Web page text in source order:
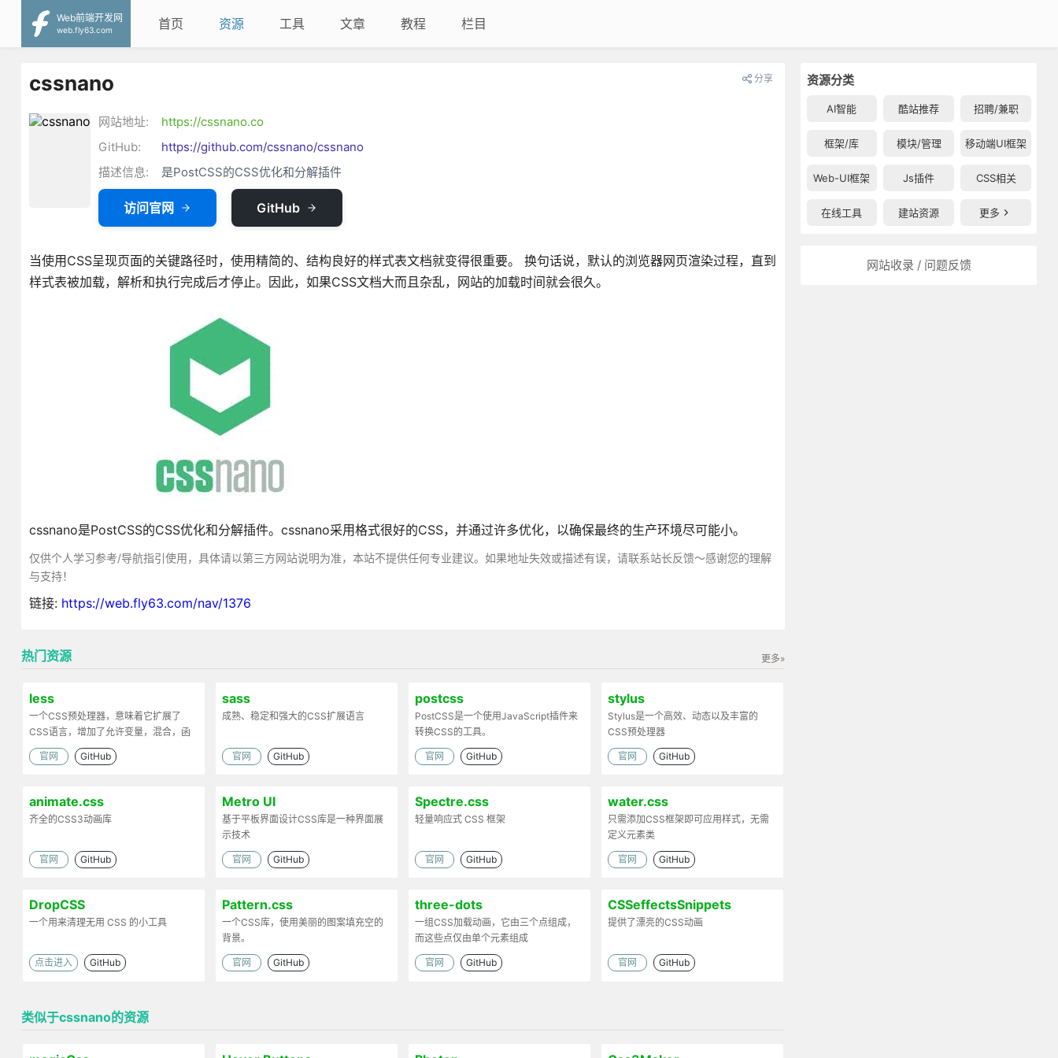
Web前端开发网
web.fly63.com
首页 资源 工具 文章 教程 栏目
资源分类
AI智能 酷站推荐 招聘/兼职
框架/库 模块/管理 移动端UI框架
Web-UI框架 Js插件 CSS相关
在线工具 建站资源 更多
网站收录 / 问题反馈
cssnano 分享
网站地址:
https://cssnano.co
GitHub:
https://github.com/cssnano/cssnano
描述信息:
是PostCSS的CSS优化和分解插件
访问官网 GitHub
当使用CSS呈现页面的关键路径时，使用精简的、结构良好的样式表文档就变得很重要。 换句话说，默认的浏览器网页渲染过程，直到
样式表被加载，解析和执行完成后才停止。因此，如果CSS文档大而且杂乱，网站的加载时间就会很久。
cssnano是PostCSS的CSS优化和分解插件。cssnano采用格式很好的CSS，并通过许多优化，以确保最终的生产环境尽可能小。
仅供个人学习参考/导航指引使用，具体请以第三方网站说明为准，本站不提供任何专业建议。如果地址失效或描述有误，请联系站长反馈～感谢您的理解
与支持！
链接: https://web.fly63.com/nav/1376
更多»
热门资源
less
一个CSS预处理器，意味着它扩展了
CSS语言，增加了允许变量，混合，函
数和许多其他技术的功能
官网 GitHub
sass
成熟、稳定和强大的CSS扩展语言
官网 GitHub
postcss
PostCSS是一个使用JavaScript插件来
转换CSS的工具。
官网 GitHub
stylus
Stylus是一个高效、动态以及丰富的
CSS预处理器
官网 GitHub
animate.css
齐全的CSS3动画库
官网 GitHub
Metro UI
基于平板界面设计CSS库是一种界面展
示技术
官网 GitHub
Spectre.css
轻量响应式 CSS 框架
官网 GitHub
water.css
只需添加CSS框架即可应用样式，无需
定义元素类
官网 GitHub
DropCSS
一个用来清理无用 CSS 的小工具
点击进入 GitHub
Pattern.css
一个CSS库，使用美丽的图案填充空的
背景。
官网 GitHub
three-dots
一组CSS加载动画，它由三个点组成，
而这些点仅由单个元素组成
官网 GitHub
CSSeffectsSnippets
提供了漂亮的CSS动画
官网 GitHub
类似于cssnano的资源